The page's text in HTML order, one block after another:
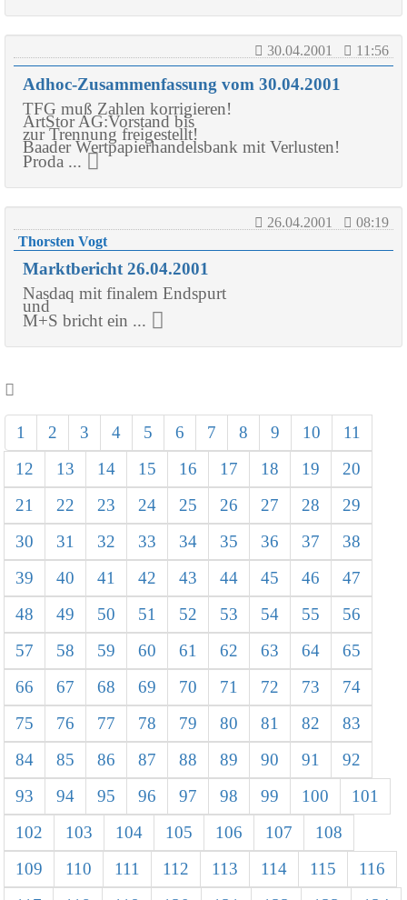
30.04.2001 11:56
Adhoc-Zusammenfassung vom 30.04.2001
TFG muß Zahlen korrigieren!
ArtStor AG:Vorstand bis
zur Trennung freigestellt!
Baader Wertpapierhandelsbank mit Verlusten!
Proda ...
26.04.2001
08:19
Thorsten Vogt
Marktbericht 26.04.2001
Nasdaq mit finalem Endspurt
und
M+S bricht ein ...
1 2 3 4 5 6 7 8 9 10
11
12
13 14 15 16 17 18 19
20
21
22 23 24 25 26 27 28
29
30
31 32 33 34 35 36 37
38
39
40 41 42 43 44 45 46
47
48
49 50 51 52 53 54 55
56
57
58 59 60 61 62 63 64
65
66
67 68 69 70 71 72 73
74
75
76 77 78 79 80 81 82
83
84
85 86 87 88 89 90 91
92
93
94 95 96 97 98 99 100
101
102
103 104 105 106 107
108
109
110 111 112 113 114 115
116